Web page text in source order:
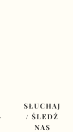
SŁUCHAJ
/ ŚLEDŹ
NAS